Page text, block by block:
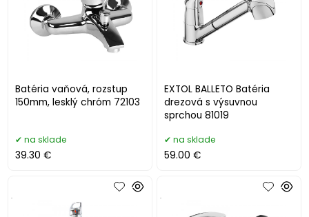
Batéria vaňová, rozstup
150mm, lesklý chróm 72103
na sklade
39.30 €
EXTOL BALLETO Batéria
drezová s výsuvnou
sprchou 81019
na sklade
59.00 €
. .